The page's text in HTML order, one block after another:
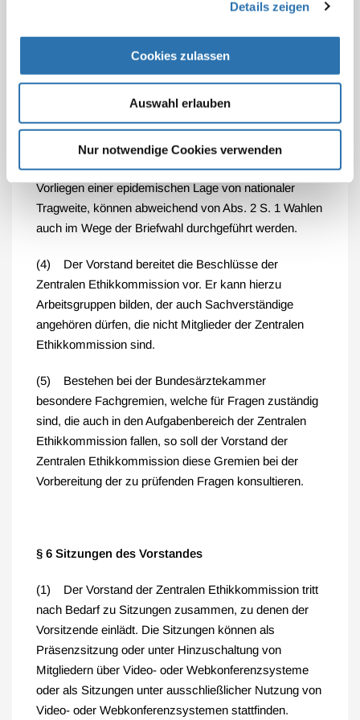
Details zeigen
Cookies zulassen
Auswahl erlauben
Nur notwendige Cookies verwenden
Gewählt ist, wer die Mehrheit der Stimmen der
anwesenden Mitglieder gemäß § 8 Abs. 2 S. 2 erhält.
(3) Ist es aufgrund schwerwiegender Gründe für
einen längeren Zeitraum nicht möglich, eine
Präsenzsitzung durchzuführen, insbesondere bei dem
Vorliegen einer epidemischen Lage von nationaler
Tragweite, können abweichend von Abs. 2 S. 1 Wahlen
auch im Wege der Briefwahl durchgeführt werden.
(4) Der Vorstand bereitet die Beschlüsse der
Zentralen Ethikkommission vor. Er kann hierzu
Arbeitsgruppen bilden, der auch Sachverständige
angehören dürfen, die nicht Mitglieder der Zentralen
Ethikkommission sind.
(5) Bestehen bei der Bundesärztekammer
besondere Fachgremien, welche für Fragen zuständig
sind, die auch in den Aufgabenbereich der Zentralen
Ethikkommission fallen, so soll der Vorstand der
Zentralen Ethikkommission diese Gremien bei der
Vorbereitung der zu prüfenden Fragen konsultieren.
§ 6 Sitzungen des Vorstandes
(1) Der Vorstand der Zentralen Ethikkommission tritt
nach Bedarf zu Sitzungen zusammen, zu denen der
Vorsitzende einlädt. Die Sitzungen können als
Präsenzsitzung oder unter Hinzuschaltung von
Mitgliedern über Video- oder Webkonferenzsysteme
oder als Sitzungen unter ausschließlicher Nutzung von
Video- oder Webkonferenzsystemen stattfinden.